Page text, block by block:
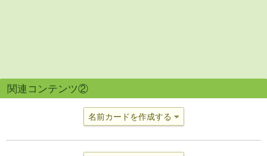
関連コンテンツ②
名前カードを作成する